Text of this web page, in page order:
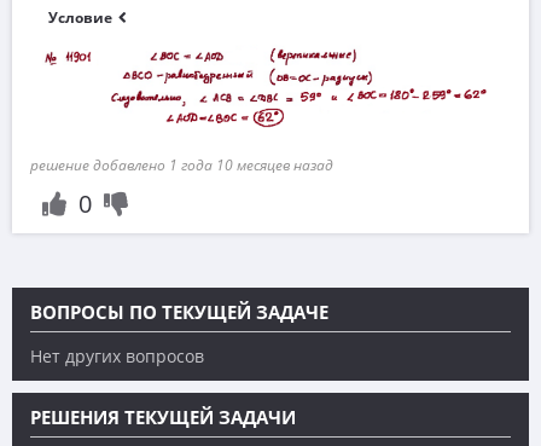
Условие
решение добавлено 1 года 10 месяцев назад
0
ВОПРОСЫ ПО ТЕКУЩЕЙ ЗАДАЧЕ
Нет других вопросов
РЕШЕНИЯ ТЕКУЩЕЙ ЗАДАЧИ